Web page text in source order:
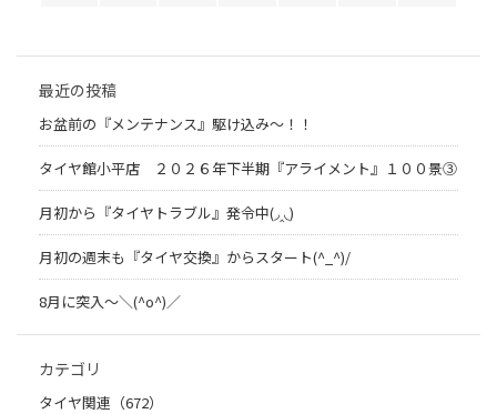
最近の投稿
お盆前の『メンテナンス』駆け込み～！！
タイヤ館小平店 ２０２６年下半期『アライメント』１００景③
月初から『タイヤトラブル』発令中(◞‸◟)
月初の週末も『タイヤ交換』からスタート(^_^)/
8月に突入～＼(^o^)／
カテゴリ
タイヤ関連（672）